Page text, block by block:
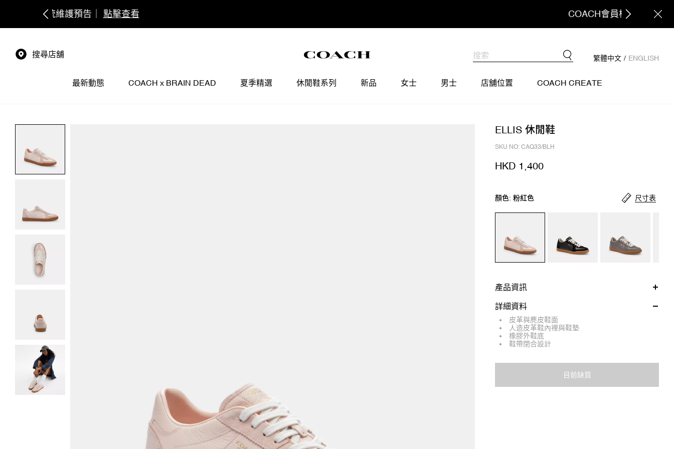
搜尋店舖 繁體中文 / ENGLISH
最新動態 COACH x BRAIN DEAD 夏季精選 休閒鞋系列 新品 女士 男士 店舖位置 COACH CREATE
ELLIS 休閒鞋
SKU NO: CAQ33/BLH
HKD 1,400
顏色: 粉紅色 尺寸表
產品資訊
詳細資料
皮革與麂皮鞋面
人造皮革鞋內裡與鞋墊
橡膠外鞋底
鞋帶閉合設計
目前缺貨